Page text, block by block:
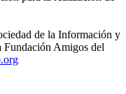
de la Información y
Fundación Amigos del